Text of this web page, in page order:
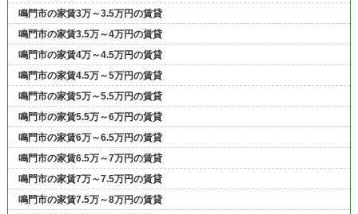
鳴門市の家賃3万～3.5万円の賃貸
鳴門市の家賃3.5万～4万円の賃貸
鳴門市の家賃4万～4.5万円の賃貸
鳴門市の家賃4.5万～5万円の賃貸
鳴門市の家賃5万～5.5万円の賃貸
鳴門市の家賃5.5万～6万円の賃貸
鳴門市の家賃6万～6.5万円の賃貸
鳴門市の家賃6.5万～7万円の賃貸
鳴門市の家賃7万～7.5万円の賃貸
鳴門市の家賃7.5万～8万円の賃貸